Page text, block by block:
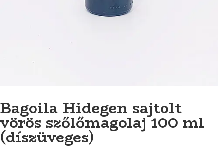
Bagoila Hidegen sajtolt
vörös szőlőmagolaj 100 ml
(díszüveges)